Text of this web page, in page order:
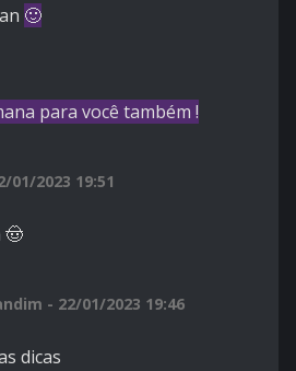
🙂
para você também !
01/2023 19:51
🤠
- 22/01/2023 19:46
dicas